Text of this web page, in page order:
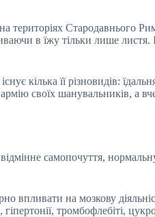
територіях Стародавнього
в їжу тільки лише листя.
кілька її різновидів:
своїх шанувальників, а
самопочуття,
на мозкову
тромбофлебіті,